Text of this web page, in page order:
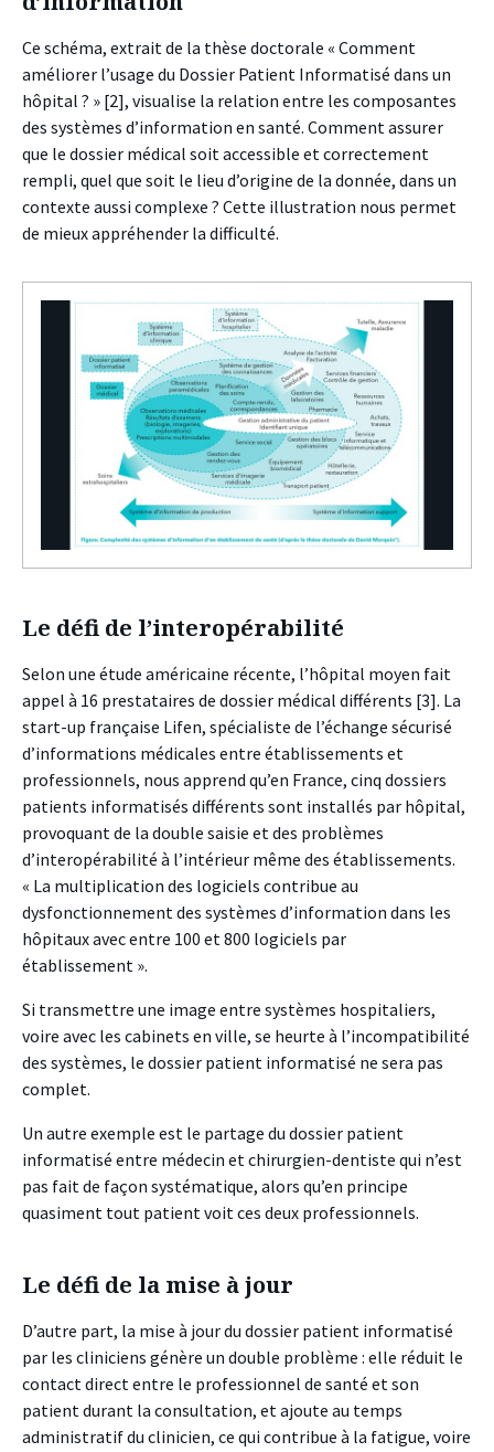
Ce schéma, extrait de la thèse doctorale « Comment
améliorer l’usage du Dossier Patient Informatisé dans un
hôpital ? » [2], visualise la relation entre les composantes
des systèmes d’information en santé. Comment assurer
que le dossier médical soit accessible et correctement
rempli, quel que soit le lieu d’origine de la donnée, dans un
contexte aussi complexe ? Cette illustration nous permet
de mieux appréhender la difficulté.
Le défi de l’interopérabilité
Selon une étude américaine récente, l’hôpital moyen fait
appel à 16 prestataires de dossier médical différents [3]. La
start-up française Lifen, spécialiste de l’échange sécurisé
d’informations médicales entre établissements et
professionnels, nous apprend qu’en France, cinq dossiers
patients informatisés différents sont installés par hôpital,
provoquant de la double saisie et des problèmes
d’interopérabilité à l’intérieur même des établissements.
« La multiplication des logiciels contribue au
dysfonctionnement des systèmes d’information dans les
hôpitaux avec entre 100 et 800 logiciels par
établissement ».
Si transmettre une image entre systèmes hospitaliers,
voire avec les cabinets en ville, se heurte à l’incompatibilité
des systèmes, le dossier patient informatisé ne sera pas
complet.
Un autre exemple est le partage du dossier patient
informatisé entre médecin et chirurgien-dentiste qui n’est
pas fait de façon systématique, alors qu’en principe
quasiment tout patient voit ces deux professionnels.
Le défi de la mise à jour
D’autre part, la mise à jour du dossier patient informatisé
par les cliniciens génère un double problème : elle réduit le
contact direct entre le professionnel de santé et son
patient durant la consultation, et ajoute au temps
administratif du clinicien, ce qui contribue à la fatigue, voire